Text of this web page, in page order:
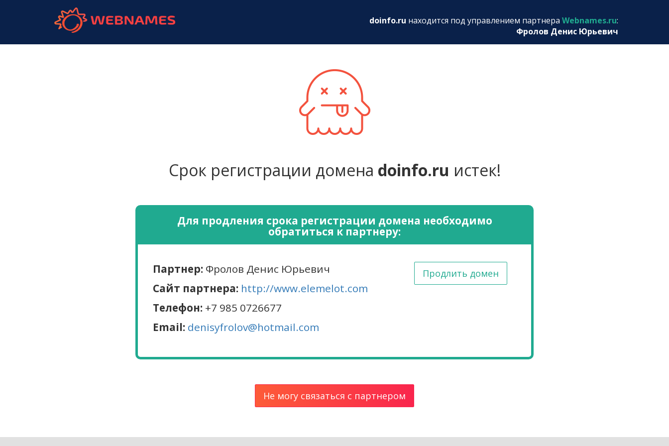
doinfo.ru находится под управлением партнера Webnames.ru:
Фролов Денис Юрьевич
Срок регистрации домена doinfo.ru истек!
Для продления срока регистрации домена необходимо
обратиться к партнеру:
Партнер: Фролов Денис Юрьевич
Сайт партнера: http://www.elemelot.com
Телефон: +7 985 0726677
Email: denisyfrolov@hotmail.com
Продлить домен
Не могу связаться с партнером